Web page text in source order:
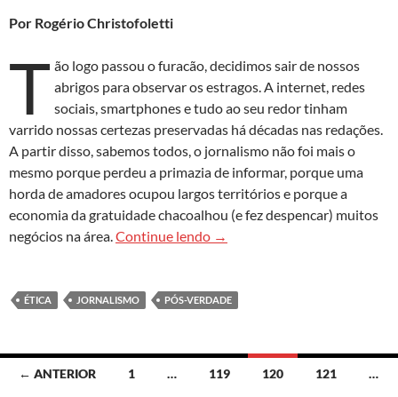
Por Rogério Christofoletti
T ão logo passou o furacão, decidimos sair de nossos
abrigos para observar os estragos. A internet, redes
sociais, smartphones e tudo ao seu redor tinham
varrido nossas certezas preservadas há décadas nas redações.
A partir disso, sabemos todos, o jornalismo não foi mais o
mesmo porque perdeu a primazia de informar, porque uma
horda de amadores ocupou largos territórios e porque a
economia da gratuidade chacoalhou (e fez despencar) muitos
negócios na área.Continue lendo Uma consciência 3.0 para as
→
ÉTICA JORNALISMO PÓS-VERDADE
Navegação
← ANTERIOR 1 … 119 120 121 …